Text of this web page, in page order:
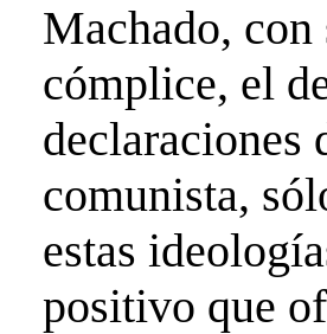
Machado,
cómplice, el
declaraciones
comunista,
estas
positivo que